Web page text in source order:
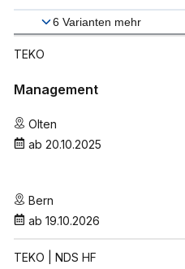
6 Varianten mehr
TEKO
Management
Olten
ab 20.10.2025
Bern
ab 19.10.2026
TEKO | NDS HF